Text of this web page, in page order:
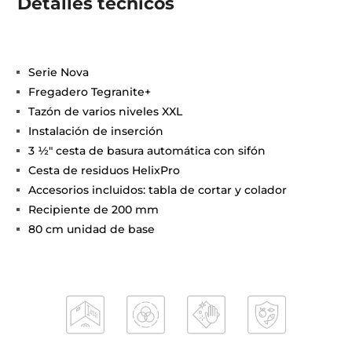
Serie Nova
Fregadero Tegranite+
Tazón de varios niveles XXL
Instalación de inserción
3 1⁄2" cesta de basura automática con sifón
Cesta de residuos HelixPro
Accesorios incluidos: tabla de cortar y colador
Recipiente de 200 mm
80 cm unidad de base